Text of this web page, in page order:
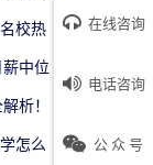
校热
中位
析！
怎么
在线咨询
电话咨询
公 众 号